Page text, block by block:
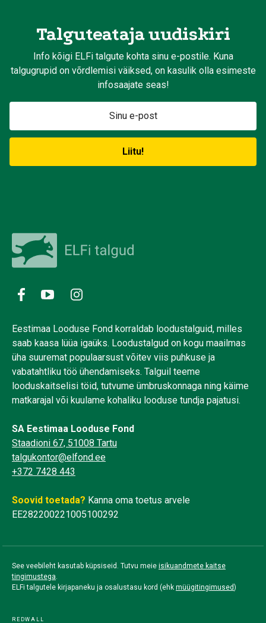
Talguteataja uudiskiri
Info kõigi ELFi talgute kohta sinu e-postile. Kuna
talgugrupid on võrdlemisi väiksed, on kasulik olla esimeste
infosaajate seas!
Eestimaa Looduse Fond korraldab loodustalguid, milles
saab kaasa lüüa igaüks. Loodustalgud on kogu maailmas
üha suuremat populaarsust võitev viis puhkuse ja
vabatahtliku töö ühendamiseks. Talguil teeme
looduskaitselisi töid, tutvume ümbruskonnaga ning käime
matkarajal või kuulame kohaliku looduse tundja pajatusi.
SA Eestimaa Looduse Fond
Staadioni 67, 51008 Tartu
talgukontor@elfond.ee
+372 7428 443
Soovid toetada? Kanna oma toetus arvele
EE282200221005100292
See veebileht kasutab küpsiseid. Tutvu meie isikuandmete kaitse
tingimustega.
ELFi talgutele kirjapaneku ja osalustasu kord (ehk müügitingimused)
REDWALL